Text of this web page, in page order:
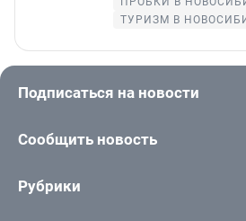
ТУРИЗМ В
Подписаться на новости
Сообщить новость
Рубрики